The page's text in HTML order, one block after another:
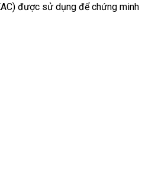
được sử dụng để chứng minh